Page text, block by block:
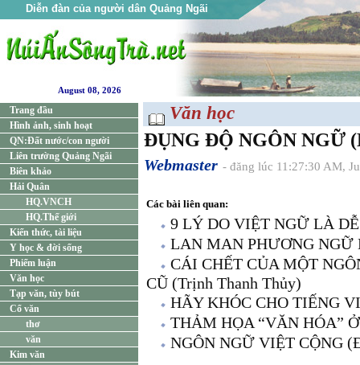
Diễn đàn của người dân Quảng Ngãi
August 08, 2026
Trang đầu
Hình ảnh, sinh hoạt
QN:Đất nước/con người
Liên trường Quảng Ngãi
Biên khảo
Hải Quân
HQ.VNCH
HQ.Thế giới
Kiến thức, tài liệu
Y học & đời sống
Phiếm luận
Văn học
Tạp văn, tùy bút
Cổ văn
thơ
văn
Kim văn
Văn học
ĐỤNG ĐỘ NGÔN NGỮ
Webmaster - đăng lúc 11:27:30 AM,
Các bài liên quan:
9 LÝ DO VIỆT NGỮ LÀ
LAN MAN PHƯƠNG NGỮ
CÁI CHẾT CỦA MỘT
CŨ (Trịnh Thanh Thủy)
HÃY KHÓC CHO TIẾNG
THẢM HỌA “VĂN HÓA”
NGÔN NGỮ VIỆT CỘNG